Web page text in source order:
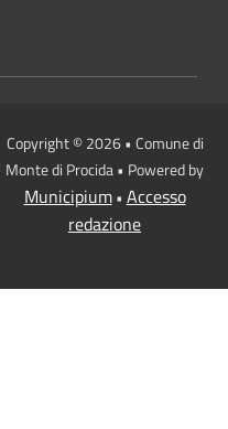
Copyright © 2026 • Comune di
Monte di Procida • Powered by
Municipium• Accesso
redazione